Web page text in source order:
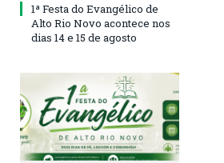
1ª Festa do Evangélico de
Alto Rio Novo acontece nos
dias 14 e 15 de agosto